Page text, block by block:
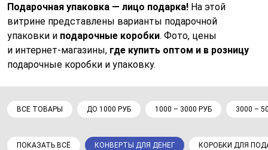
Подарочная упаковка — лицо подарка! На этой
витрине представлены варианты подарочной
упаковки и подарочные коробки. Фото, цены
и интернет-магазины, где купить оптом и в розницу
подарочные коробки и упаковку.
ВСЕ ТОВАРЫ ДО 1000 РУБ 1000 – 3000 РУБ 3000 –
ПОКАЗАТЬ ВСЁ КОНВЕРТЫ ДЛЯ ДЕНЕГ КОРОБКИ ДЛЯ